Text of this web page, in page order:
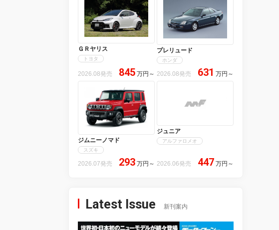
ＧＲヤリス
トヨタ
2026.08発売 845 万円 ～
プレリュード
ホンダ
2026.08発売 631 万円 ～
ジムニーノマド
スズキ
2026.07発売 293 万円 ～
ジュニア
アルファロメオ
2026.06発売 447 万円 ～
Latest Issue 新刊案内